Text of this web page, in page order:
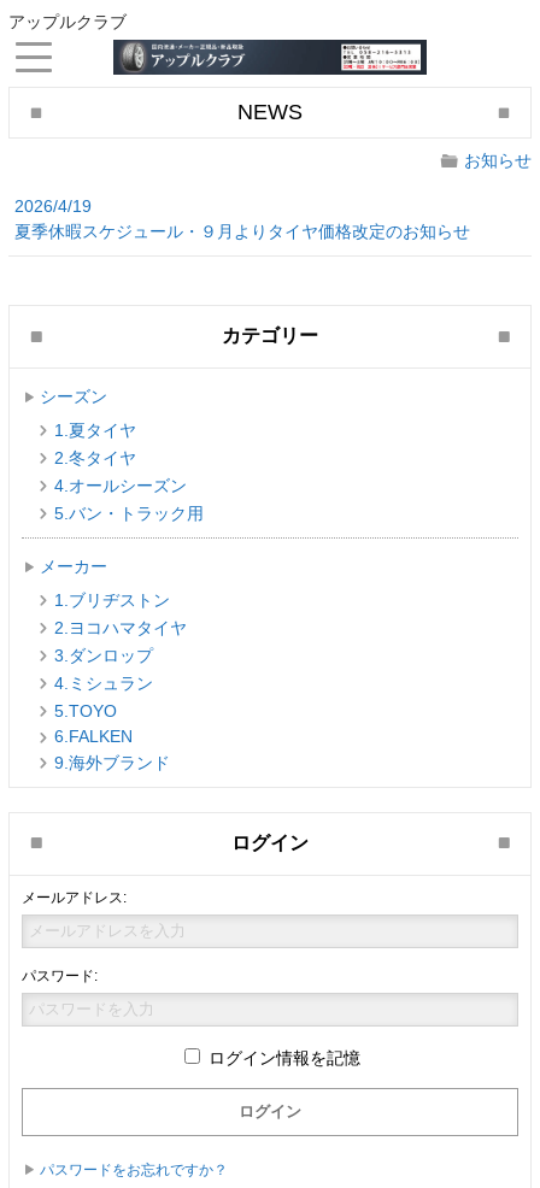
アップルクラブ
NEWS
お知らせ
2026/4/19
夏季休暇スケジュール・９月よりタイヤ価格改定のお知らせ
カテゴリー
シーズン
1.夏タイヤ
2.冬タイヤ
4.オールシーズン
5.バン・トラック用
メーカー
1.ブリヂストン
2.ヨコハマタイヤ
3.ダンロップ
4.ミシュラン
5.TOYO
6.FALKEN
9.海外ブランド
ログイン
メールアドレス:
パスワード:
ログイン情報を記憶
パスワードをお忘れですか？